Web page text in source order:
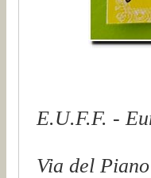
E.U.F.F. -
Via del